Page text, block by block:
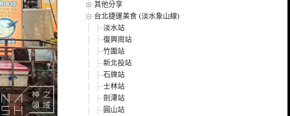
其他分享
台北捷運美食 (淡水象山線)
淡水站
復興崗站
竹圍站
新北投站
石牌站
士林站
劍潭站
圓山站